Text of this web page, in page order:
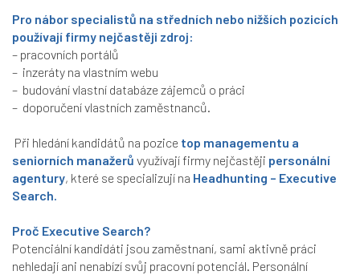
Pro nábor specialistů na středních nebo nižších pozicích
používají firmy nejčastěji zdroj:
– pracovních portálů
– inzeráty na vlastním webu
– budování vlastní databáze zájemců o práci
– doporučení vlastních zaměstnanců.
Při hledání kandidátů na pozice top managementu a
seniorních manažerů využívají firmy nejčastěji personální
agentury, které se specializují na Headhunting – Executive
Search.
Proč Executive Search?
Potenciální kandidáti jsou zaměstnaní, sami aktivně práci
nehledají ani nenabízí svůj pracovní potenciál. Personální